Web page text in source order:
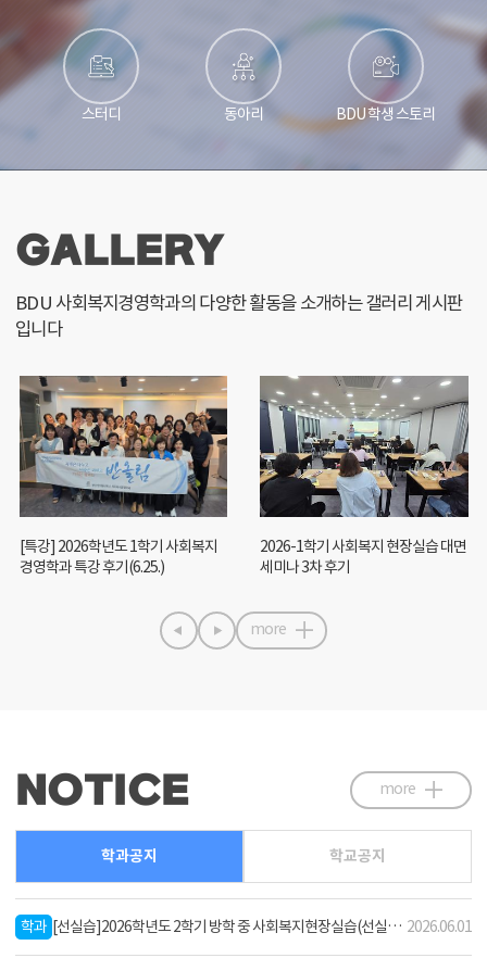
스터디 동아리 BDU 학생 스토리
GALLERY
BDU 사회복지경영학과의 다양한 활동을 소개하는 갤러리 게시판
입니다
[특강] 2026학년도 1학기 사회복지
경영학과 특강 후기(6.25.)
2026-1학기 사회복지 현장실습 대면
세미나 3차 후기
more
NOTICE
학과공지 학교공지
과
학과 [선실습]2026학년도 2학기 방학 중 사회복지현장실습(선실습) 안내 2026.06.01
more